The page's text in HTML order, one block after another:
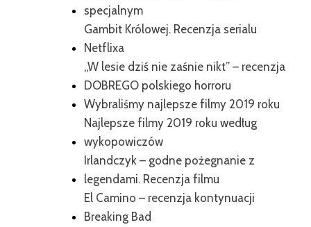
specjalnym
Gambit Królowej. Recenzja serialu
Netflixa
„W lesie dziś nie zaśnie nikt” – recenzja
DOBREGO polskiego horroru
Wybraliśmy najlepsze filmy 2019 roku
Najlepsze filmy 2019 roku według
wykopowiczów
Irlandczyk – godne pożegnanie z
legendami. Recenzja filmu
El Camino – recenzja kontynuacji
Breaking Bad